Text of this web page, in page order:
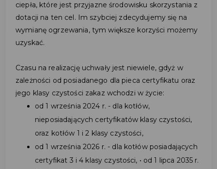
ciepła, które jest przyjazne środowisku skorzystania z
dotacji na ten cel. Im szybciej zdecydujemy się na
wymianę ogrzewania, tym większe korzyści możemy
uzyskać.
Czasu na realizację uchwały jest niewiele, gdyż w
zależności od posiadanego dla pieca certyfikatu oraz
jego klasy czystości zakaz wchodzi w życie:
od 1 września 2024 r. - dla kotłów,
nieposiadających certyfikatów klasy czystości,
oraz kotłów 1 i 2 klasy czystości,
od 1 września 2026 r. - dla kotłów posiadających
certyfikat 3 i 4 klasy czystości, • od 1 lipca 2035 r.